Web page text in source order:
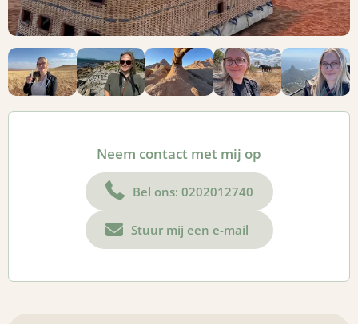
Neem contact met mij op
Bel ons: 0202012740
Stuur mij een e-mail